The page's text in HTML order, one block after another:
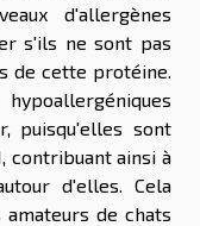
d'allergènes
s'ils ne sont pas
de cette protéine.
puisqu'elles sont
contribuant ainsi à
d'elles. Cela
de chats